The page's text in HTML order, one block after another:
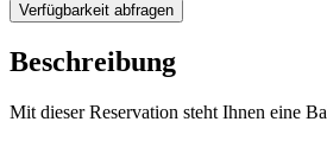
Verfügbarkeit abfragen
Beschreibung
Mit dieser Reservation steht Ihnen eine